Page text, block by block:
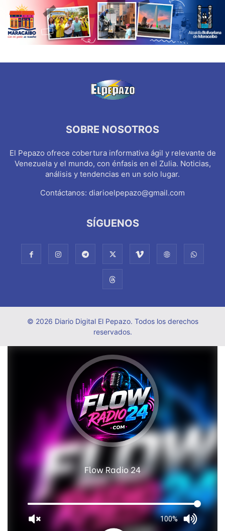
SOBRE NOSOTROS
El Pepazo ofrece cobertura informativa ágil y relevante de
Venezuela y el mundo, con énfasis en el Zulia. Noticias,
análisis y tendencias en un solo lugar.
Contáctanos: diarioelpepazo@gmail.com
SÍGUENOS
© 2026 Diario Digital El Pepazo. Todos los derechos
reservados.